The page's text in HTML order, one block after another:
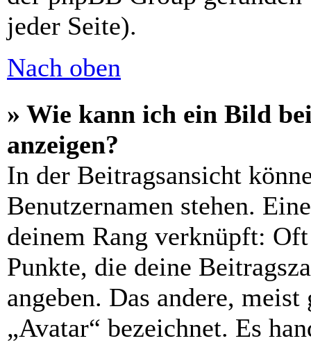
jeder Seite).
Nach oben
» Wie kann ich ein Bild
anzeigen?
In der Beitragsansicht
Benutzernamen stehen.
deinem Rang verknüpft:
Punkte, die deine
angeben. Das andere,
„Avatar“ bezeichnet. Es